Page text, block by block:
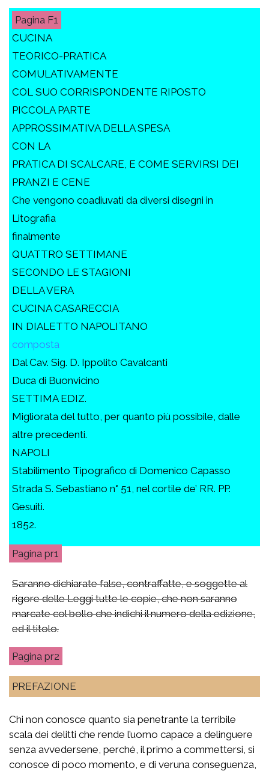
F1
CUCINA
TEORICO-PRATICA
COMULATIVAMENTE
COL SUO CORRISPONDENTE RIPOSTO
PICCOLA PARTE
APPROSSIMATIVA DELLA SPESA
CON LA
PRATICA DI SCALCARE, E COME SERVIRSI DEI
PRANZI E CENE
Che vengono coadiuvati da diversi disegni in
Litografia
finalmente
QUATTRO SETTIMANE
SECONDO LE STAGIONI
DELLA VERA
CUCINA CASARECCIA
IN DIALETTO NAPOLITANO
composta
Dal Cav. Sig. D. Ippolito Cavalcanti
Duca di Buonvicino
SETTIMA EDIZ.
Migliorata del tutto, per quanto più possibile, dalle
altre precedenti.
NAPOLI
Stabilimento Tipografico di Domenico Capasso
Strada S. Sebastiano n° 51, nel cortile de’ RR. PP.
Gesuiti.
1852.
pr1
Saranno dichiarate false, contraffatte, e soggette al
rigore delle Leggi tutte le copie, che non saranno
marcate col bollo che indichi il numero della edizione,
ed il titolo.
pr2
PREFAZIONE
Chi non conosce quanto sia penetrante la terribile
scala dei delitti che rende l’uomo capace a delinguere
senza avvedersene, perché, il primo a commettersi, si
conosce di poco momento, e di veruna conseguenza,